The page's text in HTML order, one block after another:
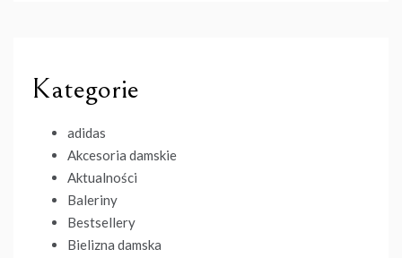
Kategorie
adidas
Akcesoria damskie
Aktualności
Baleriny
Bestsellery
Bielizna damska